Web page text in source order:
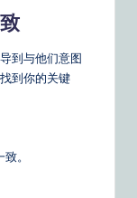
到与他们意图
到你的关键
。